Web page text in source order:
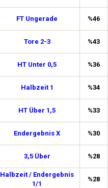
FT Ungerade %46
Tore 2-3 %43
HT Unter 0,5 %36
Halbzeit 1 %34
HT Über 1,5 %33
Endergebnis X %30
3,5 Über %28
Halbzeit / Endergebnis
1/1
%28